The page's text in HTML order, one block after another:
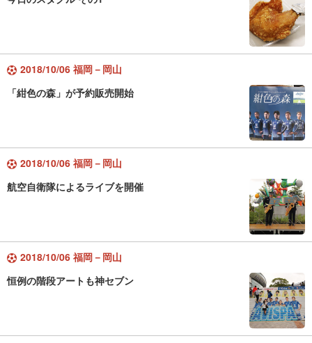
2018/10/06 福岡－岡山
「紺色の森」が予約販売開始
2018/10/06 福岡－岡山
航空自衛隊によるライブを開催
2018/10/06 福岡－岡山
恒例の階段アートも神セブン